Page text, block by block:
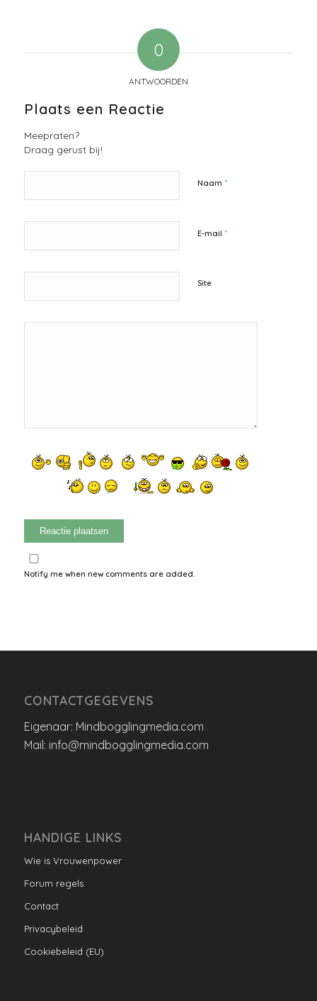
0
ANTWOORDEN
Plaats een Reactie
Meepraten?
Draag gerust bij!
Naam *
E-mail *
Site
Notify me when new comments are added.
CONTACTGEGEVENS
Eigenaar: Mindbogglingmedia.com
Mail: info@mindbogglingmedia.com
HANDIGE LINKS
Wie is Vrouwenpower
Forum regels
Contact
Privacybeleid
Cookiebeleid (EU)